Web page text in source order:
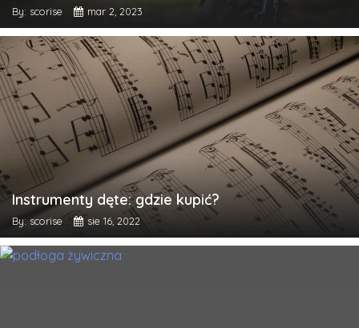
By: scorise mar 2, 2023
Instrumenty dęte: gdzie kupić?
By: scorise sie 16, 2022